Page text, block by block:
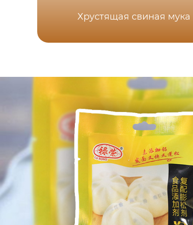
Хрустящая свиная мука